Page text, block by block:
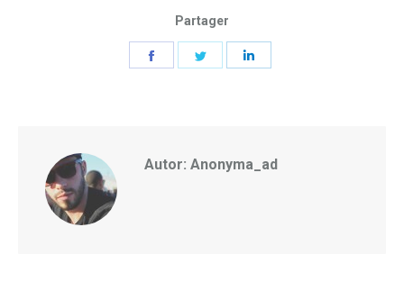
Partager
Share
Autor: Anonyma_ad